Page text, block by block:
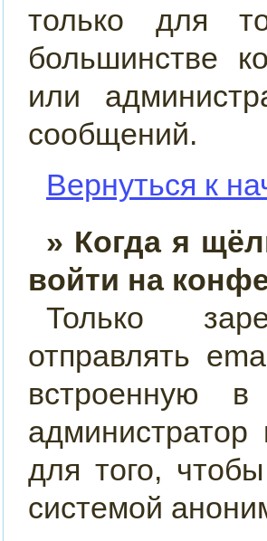
только для
большинстве
или
сообщений.
Вернуться к
» Когда я
войти на
Только
отправлять
встроенную
для того,
системой